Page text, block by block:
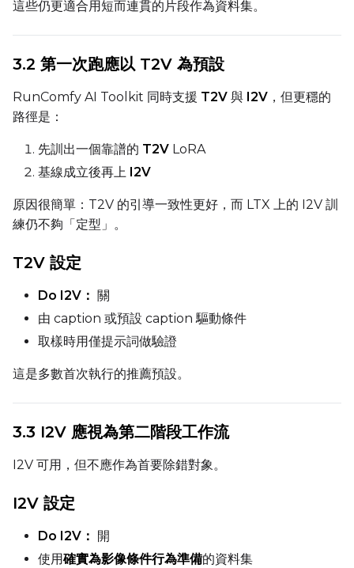
Seed
LoRA Scale
Width
Prompt
這些仍更適合用短而連貫的片段作為資料集。
3.2 第一次跑應以 T2V 為預設
RunComfy AI Toolkit 同時支援 T2V 與 I2V ，但更穩的
路徑是：
先訓出一個靠譜的 T2V LoRA
基線成立後再上 I2V
原因很簡單：T2V 的引導一致性更好，而 LTX 上的 I2V 訓
練仍不夠「定型」。
T2V 設定
Do I2V： 關
由 caption 或預設 caption 驅動條件
取樣時用僅提示詞做驗證
這是多數首次執行的推薦預設。
3.3 I2V 應視為第二階段工作流
I2V 可用，但不應作為首要除錯對象。
I2V 設定
Do I2V：
開
使用確實為影像條件行為準備的資料集